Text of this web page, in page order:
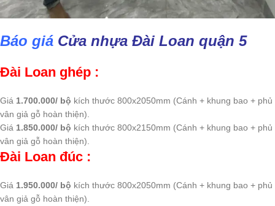
Báo giá Cửa nhựa Đài Loan quận 5
Đài Loan ghép :
Giá 1.700.000/ bộ kích thước 800x2050mm (Cánh + khung bao + phủ
vân giả gỗ hoàn thiện).
Giá 1.850.000/ bộ kích thước 800x2150mm (Cánh + khung bao + phủ
vân giả gỗ hoàn thiện).
Đài Loan đúc :
Giá 1.950.000/ bộ kích thước 800x2050mm (Cánh + khung bao + phủ
vân giả gỗ hoàn thiện).